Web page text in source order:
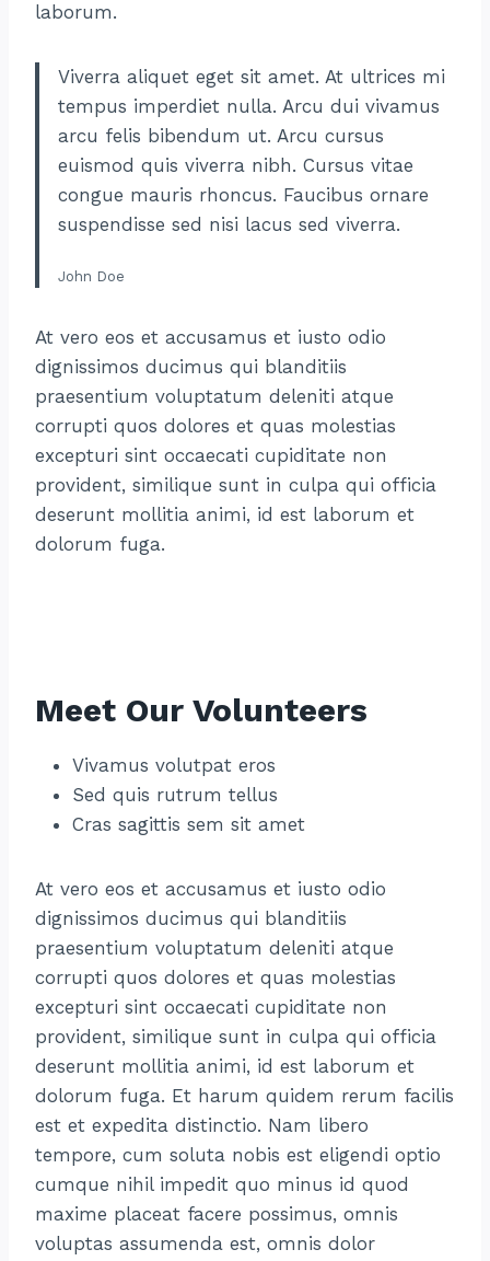
laborum.
Viverra aliquet eget sit amet. At ultrices mi
tempus imperdiet nulla. Arcu dui vivamus
arcu felis bibendum ut. Arcu cursus
euismod quis viverra nibh. Cursus vitae
congue mauris rhoncus. Faucibus ornare
suspendisse sed nisi lacus sed viverra.
John Doe
At vero eos et accusamus et iusto odio
dignissimos ducimus qui blanditiis
praesentium voluptatum deleniti atque
corrupti quos dolores et quas molestias
excepturi sint occaecati cupiditate non
provident, similique sunt in culpa qui officia
deserunt mollitia animi, id est laborum et
dolorum fuga.
Meet Our Volunteers
Vivamus volutpat eros
Sed quis rutrum tellus
Cras sagittis sem sit amet
At vero eos et accusamus et iusto odio
dignissimos ducimus qui blanditiis
praesentium voluptatum deleniti atque
corrupti quos dolores et quas molestias
excepturi sint occaecati cupiditate non
provident, similique sunt in culpa qui officia
deserunt mollitia animi, id est laborum et
dolorum fuga. Et harum quidem rerum facilis
est et expedita distinctio. Nam libero
tempore, cum soluta nobis est eligendi optio
cumque nihil impedit quo minus id quod
maxime placeat facere possimus, omnis
voluptas assumenda est, omnis dolor